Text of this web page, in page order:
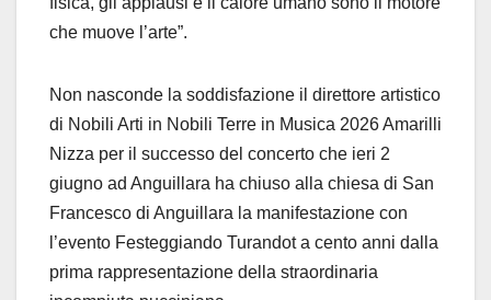
che muove l’arte”.
Non nasconde la soddisfazione il direttore artistico
di Nobili Arti in Nobili Terre in Musica 2026 Amarilli
Nizza per il successo del concerto che ieri 2
giugno ad Anguillara ha chiuso alla chiesa di San
Francesco di Anguillara la manifestazione con
l’evento Festeggiando Turandot a cento anni dalla
prima rappresentazione della straordinaria